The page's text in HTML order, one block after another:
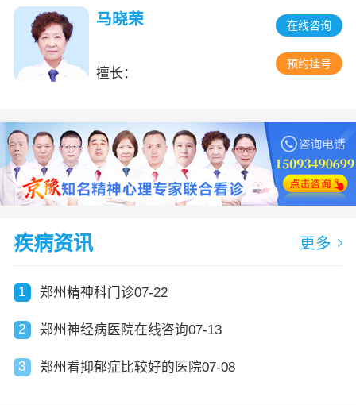
马晓荣
擅长：
在线咨询
预约挂号
疾病资讯 更多
1 郑州精神科门诊07-22
2 郑州神经病医院在线咨询07-13
3 郑州看抑郁症比较好的医院07-08